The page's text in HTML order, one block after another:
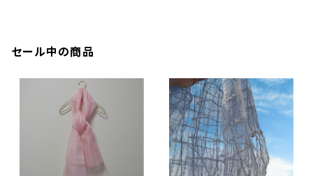
セール中の商品